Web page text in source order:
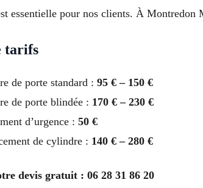
essentielle pour nos clients. À
tarifs
de porte standard : 95 € – 150 €
de porte blindée : 170 € – 230 €
d’urgence : 50 €
de cylindre : 140 € – 280 €
devis gratuit : 06 28 31 86 20